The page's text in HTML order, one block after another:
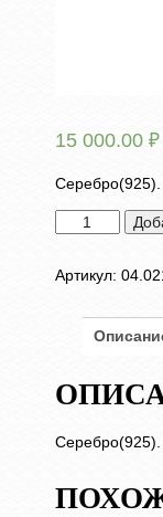
15 000.00 ₽
Количество
товара
"Пчелка"
Артикул: